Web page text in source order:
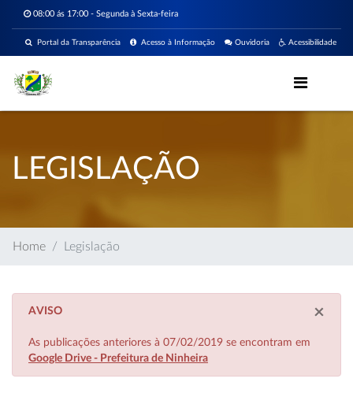
08:00 ás 17:00 - Segunda à Sexta-feira
Acessibilidade
Ouvidoria
Acesso à Informação
Portal da Transparência
LEGISLAÇÃO
Home Legislação
×
AVISO
As publicações anteriores à 07/02/2019 se encontram em
Google Drive - Prefeitura de Ninheira